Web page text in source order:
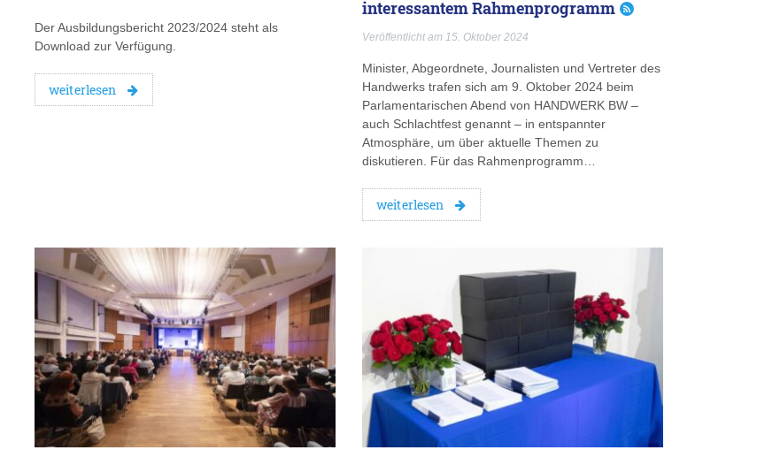
Der Ausbildungsbericht 2023/2024 steht als
Download zur Verfügung.
weiterlesen
interessantem Rahmenprogramm
Veröffentlicht am 15. Oktober 2024
Minister, Abgeordnete, Journalisten und Vertreter des
Handwerks trafen sich am 9. Oktober 2024 beim
Parlamentarischen Abend von HANDWERK BW –
auch Schlachtfest genannt – in entspannter
Atmosphäre, um über aktuelle Themen zu
diskutieren. Für das Rahmenprogramm…
weiterlesen